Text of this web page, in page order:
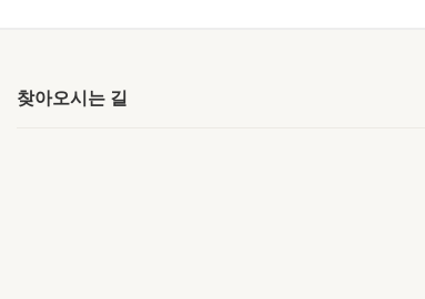
찾아오시는 길